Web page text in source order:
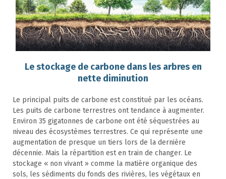
Le stockage de carbone dans les arbres en
nette diminution
Le principal puits de carbone est constitué par les océans.
Les puits de carbone terrestres ont tendance à augmenter.
Environ 35 gigatonnes de carbone ont été séquestrées au
niveau des écosystèmes terrestres. Ce qui représente une
augmentation de presque un tiers lors de la dernière
décennie. Mais la répartition est en train de changer. Le
stockage « non vivant » comme la matière organique des
sols, les sédiments du fonds des rivières, les végétaux en